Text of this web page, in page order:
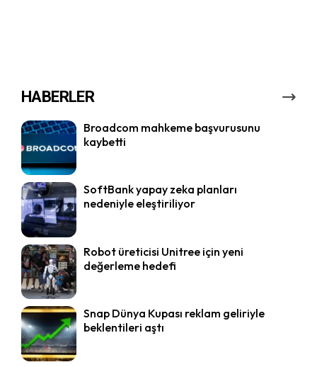
HABERLER
Broadcom mahkeme başvurusunu
kaybetti
SoftBank yapay zeka planları
nedeniyle eleştiriliyor
Robot üreticisi Unitree için yeni
değerleme hedefi
Snap Dünya Kupası reklam geliriyle
beklentileri aştı